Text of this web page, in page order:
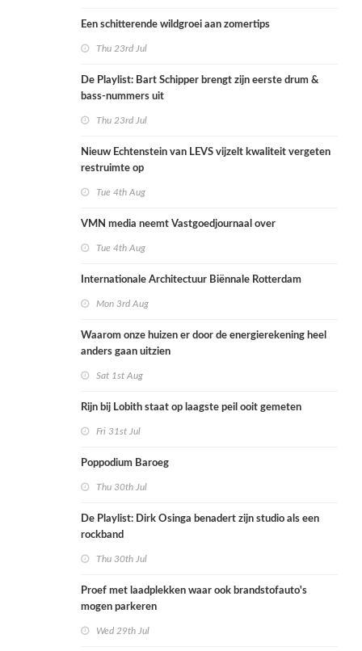
Een schitterende wildgroei aan zomertips
Thu 23rd Jul
De Playlist: Bart Schipper brengt zijn eerste drum &
bass-nummers uit
Thu 23rd Jul
Nieuw Echtenstein van LEVS vijzelt kwaliteit vergeten
restruimte op
Tue 4th Aug
VMN media neemt Vastgoedjournaal over
Tue 4th Aug
Internationale Architectuur Biënnale Rotterdam
Mon 3rd Aug
Waarom onze huizen er door de energierekening heel
anders gaan uitzien
Sat 1st Aug
Rijn bij Lobith staat op laagste peil ooit gemeten
Fri 31st Jul
Poppodium Baroeg
Thu 30th Jul
De Playlist: Dirk Osinga benadert zijn studio als een
rockband
Thu 30th Jul
Proef met laadplekken waar ook brandstofauto's
mogen parkeren
Wed 29th Jul